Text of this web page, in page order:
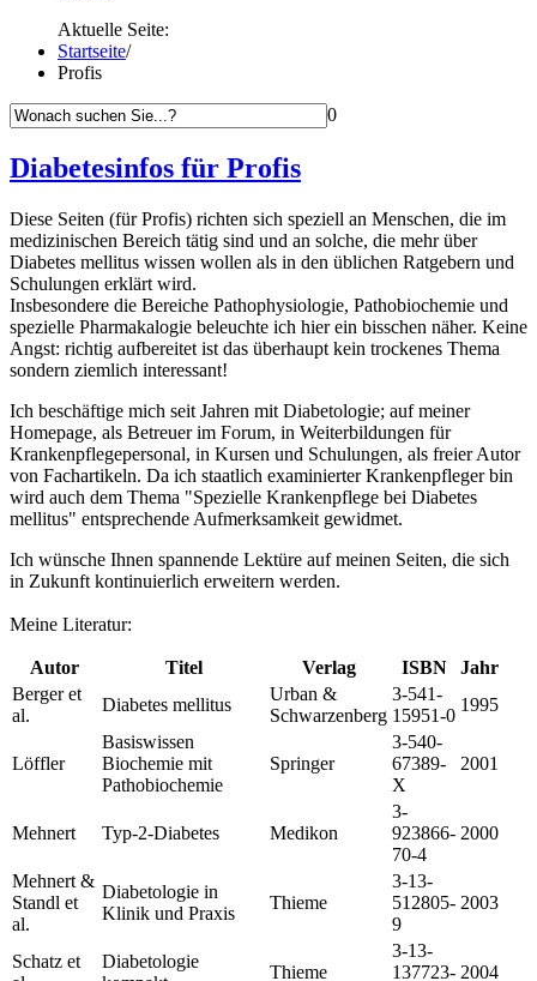
Aktuelle Seite:
Startseite/
Profis
0
Diabetesinfos für Profis
Diese Seiten (für Profis) richten sich speziell an Menschen, die im
medizinischen Bereich tätig sind und an solche, die mehr über
Diabetes mellitus wissen wollen als in den üblichen Ratgebern und
Schulungen erklärt wird.
Insbesondere die Bereiche Pathophysiologie, Pathobiochemie und
spezielle Pharmakalogie beleuchte ich hier ein bisschen näher. Keine
Angst: richtig aufbereitet ist das überhaupt kein trockenes Thema
sondern ziemlich interessant!
Ich beschäftige mich seit Jahren mit Diabetologie; auf meiner
Homepage, als Betreuer im Forum, in Weiterbildungen für
Krankenpflegepersonal, in Kursen und Schulungen, als freier Autor
von Fachartikeln. Da ich staatlich examinierter Krankenpfleger bin
wird auch dem Thema "Spezielle Krankenpflege bei Diabetes
mellitus" entsprechende Aufmerksamkeit gewidmet.
Ich wünsche Ihnen spannende Lektüre auf meinen Seiten, die sich
in Zukunft kontinuierlich erweitern werden.
Meine Literatur:
Autor Titel Verlag ISBN
Jahr
Berger et
al.
Diabetes mellitus
Urban &
Schwarzenberg
3-541-
15951-0
1995
Löffler
Basiswissen
Biochemie mit
Pathobiochemie
Springer
3-540-
67389-
X
2001
Mehnert Typ-2-Diabetes Medikon
3-
923866-
70-4
2000
Mehnert &
Standl et
al.
Diabetologie in
Klinik und Praxis
Thieme
3-13-
512805-
9
2003
Schatz et
Diabetologie
Thieme
3-13-
137723- 2004